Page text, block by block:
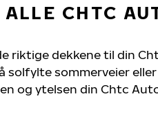
CHTC
riktige dekkene til din
sommerveier
og ytelsen din Chtc